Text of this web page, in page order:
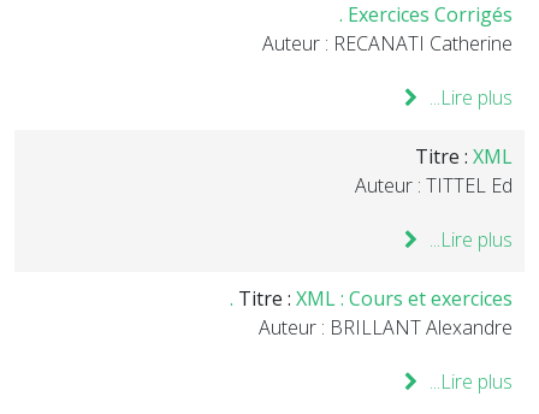
Exercices Corrigés .
Auteur : RECANATI Catherine
Lire plus...
Titre : XML
Auteur : TITTEL Ed
Lire plus...
Titre : XML : Cours et exercices .
Auteur : BRILLANT Alexandre
Lire plus...